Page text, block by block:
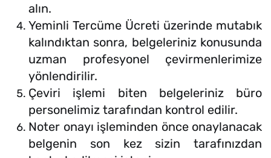
alın.
Yeminli Tercüme Ücreti üzerinde mutabık
kalındıktan sonra, belgeleriniz konusunda
uzman profesyonel çevirmenlerimize
yönlendirilir.
Çeviri işlemi biten belgeleriniz büro
personelimiz tarafından kontrol edilir.
Noter onayı işleminden önce onaylanacak
belgenin son kez sizin tarafınızdan